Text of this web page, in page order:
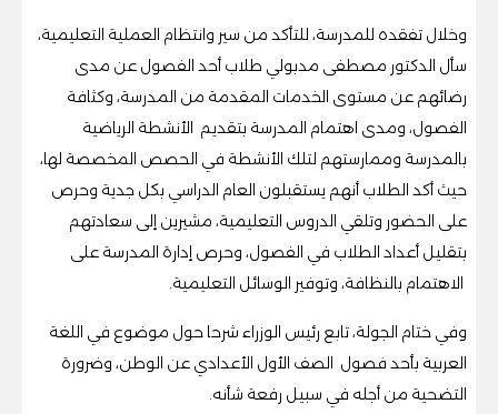
وخلال تفقده للمدرسة، للتأكد من سير وانتظام العملية التعليمية،
سأل الدكتور مصطفى مدبولي طلاب أحد الفصول عن مدى
رضائهم عن مستوى الخدمات المقدمة من المدرسة، وكثافة
الفصول، ومدى اهتمام المدرسة بتقديم الأنشطة الرياضية
بالمدرسة وممارستهم لتلك الأنشطة في الحصص المخصصة لها،
حيث أكد الطلاب أنهم يستقبلون العام الدراسي بكل جدية وحرص
على الحضور وتلقي الدروس التعليمية، مشيرين إلى سعادتهم
بتقليل أعداد الطلاب في الفصول، وحرص إدارة المدرسة على
الاهتمام بالنظافة، وتوفير الوسائل التعليمية.
وفي ختام الجولة، تابع رئيس الوزراء شرحا حول موضوع في اللغة
العربية بأحد فصول الصف الأول الأعدادي عن الوطن، وضرورة
التضحية من أجله في سبيل رفعة شأنه.